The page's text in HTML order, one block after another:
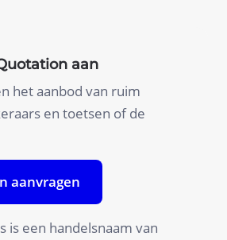
aan
het aanbod van ruim
en toetsen of de
aanvragen
is een handelsnaam van